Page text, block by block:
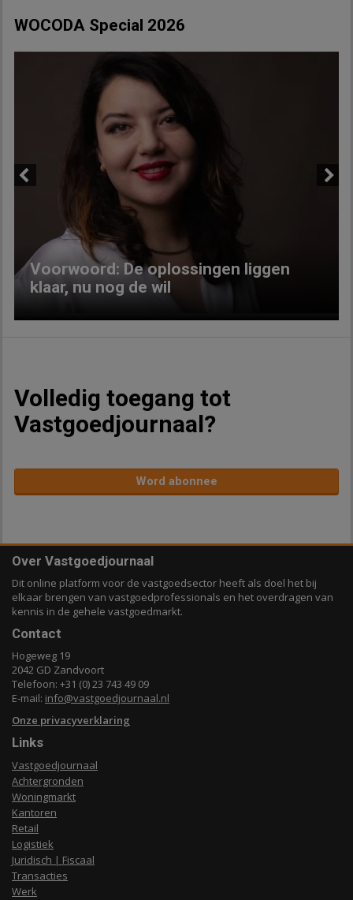
WOCODA Special 2026
Voorwoord: De oplossingen liggen
klaar, nu nog de wil
Volledig toegang tot
Vastgoedjournaal?
Word abonnee
Over Vastgoedjournaal
Dit online platform voor de vastgoedsector heeft als doel het bij
elkaar brengen van vastgoedprofessionals en het overdragen van
kennis in de gehele vastgoedmarkt.
Contact
Hogeweg 19
2042 GD Zandvoort
Telefoon: +31 (0) 23 743 49 09
E-mail: info@vastgoedjournaal.nl
Onze privacyverklaring
Links
Vastgoedjournaal
Achtergronden
Woningmarkt
Kantoren
Retail
Logistiek
Juridisch | Fiscaal
Transacties
Werk